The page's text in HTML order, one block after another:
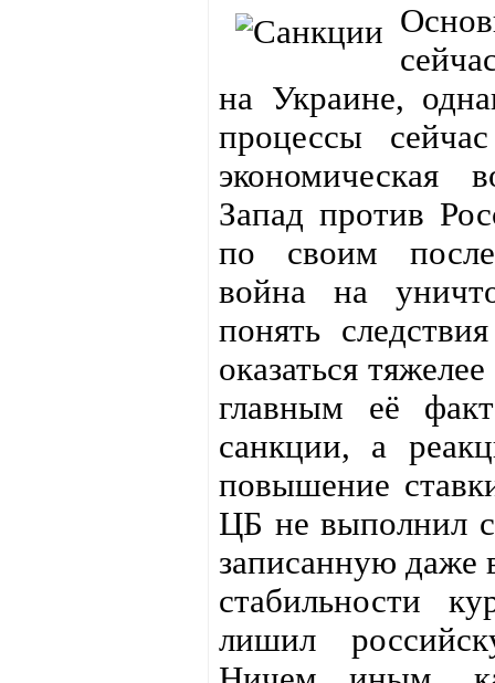
на Украине,
процессы
экономическая
Запад против
по своим
война на
понять
оказаться
главным её
санкции, а
повышение
ЦБ не выполнил
записанную даже
стабильности
лишил